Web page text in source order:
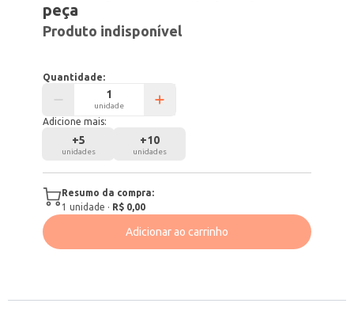
peça
Produto indisponível
Quantidade:
unidade
Adicione mais:
+5
unidades
+10
unidades
Resumo da compra:
1 unidade · R$ 0,00
Adicionar ao carrinho